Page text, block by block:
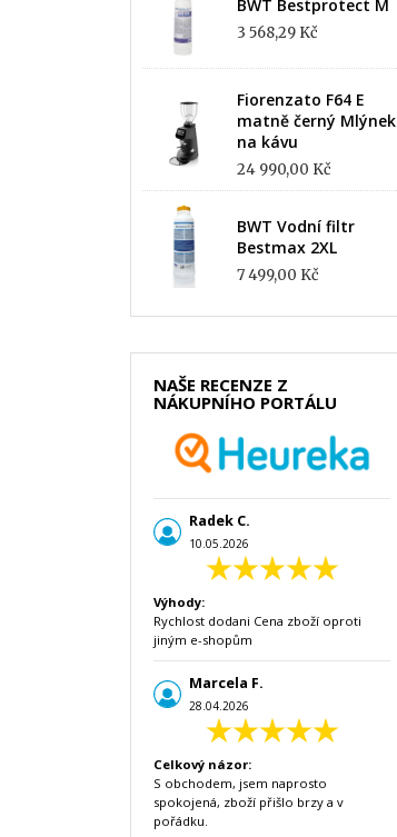
BWT Bestprotect M
3 568,29 Kč
Fiorenzato F64 E
matně černý Mlýnek
na kávu
24 990,00 Kč
BWT Vodní filtr
Bestmax 2XL
7 499,00 Kč
NAŠE RECENZE Z
NÁKUPNÍHO PORTÁLU
Radek C.
10.05.2026
Výhody:
Rychlost dodani Cena zboží oproti
jiným e-shopům
Marcela F.
28.04.2026
Celkový názor:
S obchodem, jsem naprosto
spokojená, zboží přišlo brzy a v
pořádku.